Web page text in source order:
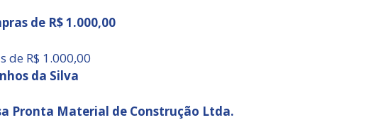
de R$ 1.000,00
de R$ 1.000,00
da Silva
Pronta Material de Construção Ltda.